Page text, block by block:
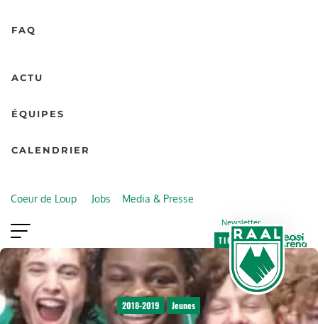
FAQ
ACTU
ÉQUIPES
CALENDRIER
Coeur de Loup Jobs Media & Presse
Newsletter
TICKETING
VIP
FAN SHOP
2018-2019 Jeunes